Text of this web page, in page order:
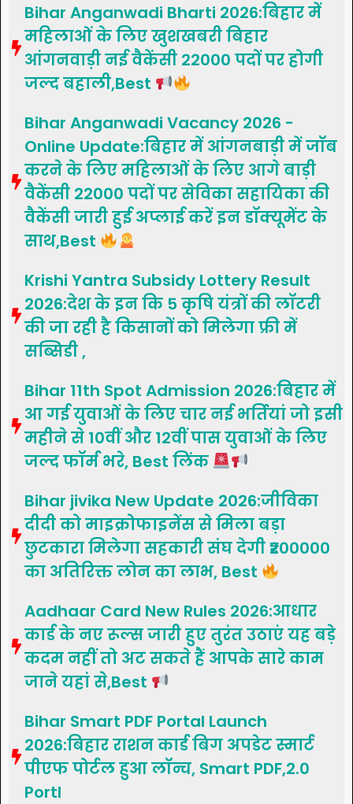
Bihar Anganwadi Bharti 2026:बिहार में
महिलाओं के लिए खुशखबरी बिहार
आंगनवाड़ी नई वैकेंसी 22000 पदों पर होगी
जल्द बहाली,Best
Bihar Anganwadi Vacancy 2026 -
Online Update:बिहार में आंगनबाड़ी में जॉब
करने के लिए महिलाओं के लिए आगे बाड़ी
वैकेंसी 22000 पदों पर सेविका सहायिका की
वैकेंसी जारी हुई अप्लाई करें इन डॉक्यूमेंट के
साथ,Best
Krishi Yantra Subsidy Lottery Result
2026:देश के इन कि 5 कृषि यंत्रों की लॉटरी
की जा रही है किसानों को मिलेगा फ्री में
सब्सिडी ,
Bihar 11th Spot Admission 2026:बिहार में
आ गई युवाओं के लिए चार नई भर्तियां जो इसी
महीने से 10वीं और 12वीं पास युवाओं के लिए
जल्द फॉर्म भरे, Best लिंक
Bihar jivika New Update 2026:जीविका
दीदी को माइक्रोफाइनेंस से मिला बड़ा
छुटकारा मिलेगा सहकारी संघ देगी ₹200000
का अतिरिक्त लोन का लाभ, Best
Aadhaar Card New Rules 2026:आधार
कार्ड के नए रूल्स जारी हुए तुरंत उठाएं यह बड़े
कदम नहीं तो अट सकते हैं आपके सारे काम
जाने यहां से,Best
Bihar Smart PDF Portal Launch
2026:बिहार राशन कार्ड बिग अपडेट स्मार्ट
पीएफ पोर्टल हुआ लॉन्च, Smart PDF,2.0
Portl